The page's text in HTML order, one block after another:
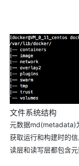
文件系统结构
元数据md(metadata)
获取运行和构建时的
读层和读写层都包含元